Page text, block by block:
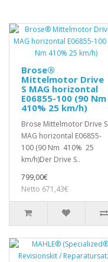
Brose®
Mittelmotor Drive
S MAG horizontal
E06855-100 (90 Nm
410% 25 km/h)
Brose Mittelmotor Drive S
MAG horizontal E06855-
100 (90 Nm 410% 25
km/h)Der Drive S..
799,00€
Netto 671,43€